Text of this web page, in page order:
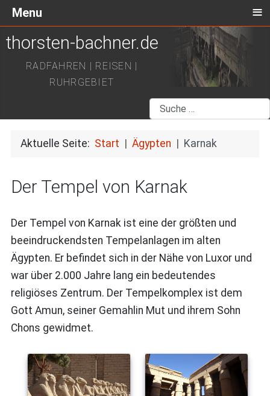
thorsten-bachner.de
RADFAHREN | REISEN |
RUHRGEBIET
Suchen
Aktuelle Seite: Start Ägypten Karnak
Der Tempel von Karnak
Der Tempel von Karnak ist eine der größten und
beeindruckendsten Tempelanlagen im alten
Ägypten. Er befindet sich in der Nähe von Luxor und
war über 2.000 Jahre lang ein bedeutendes
religiöses Zentrum. Der Tempelkomplex ist dem
Gott Amun, seiner Gemahlin Mut und ihrem Sohn
Chons gewidmet.
Menu ≡